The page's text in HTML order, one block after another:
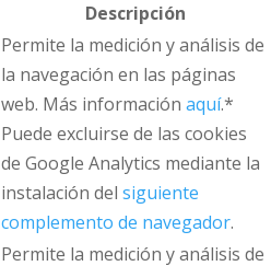
Descripción
Permite la medición y análisis de
la navegación en las páginas
web. Más información aquí.*
Puede excluirse de las cookies
de Google Analytics mediante la
instalación del siguiente
complemento de navegador.
Permite la medición y análisis de